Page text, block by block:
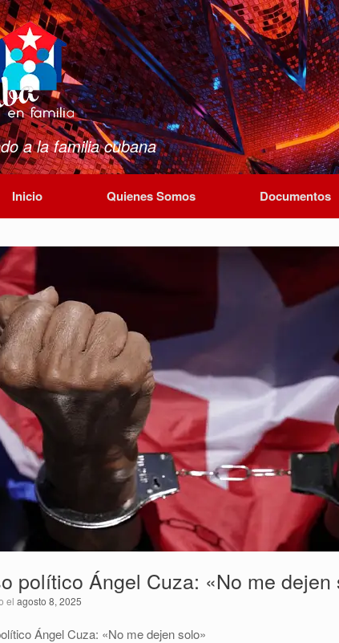
a la familia cubana
Inicio Quienes Somos Documentos
político Ángel Cuza: «No me dejen
el agosto 8, 2025
Ángel Cuza: «No me dejen solo»